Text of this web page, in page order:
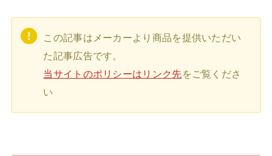
この記事はメーカーより商品を提供いただい
た記事広告です。
当サイトのポリシーはリンク先をご覧くださ
い